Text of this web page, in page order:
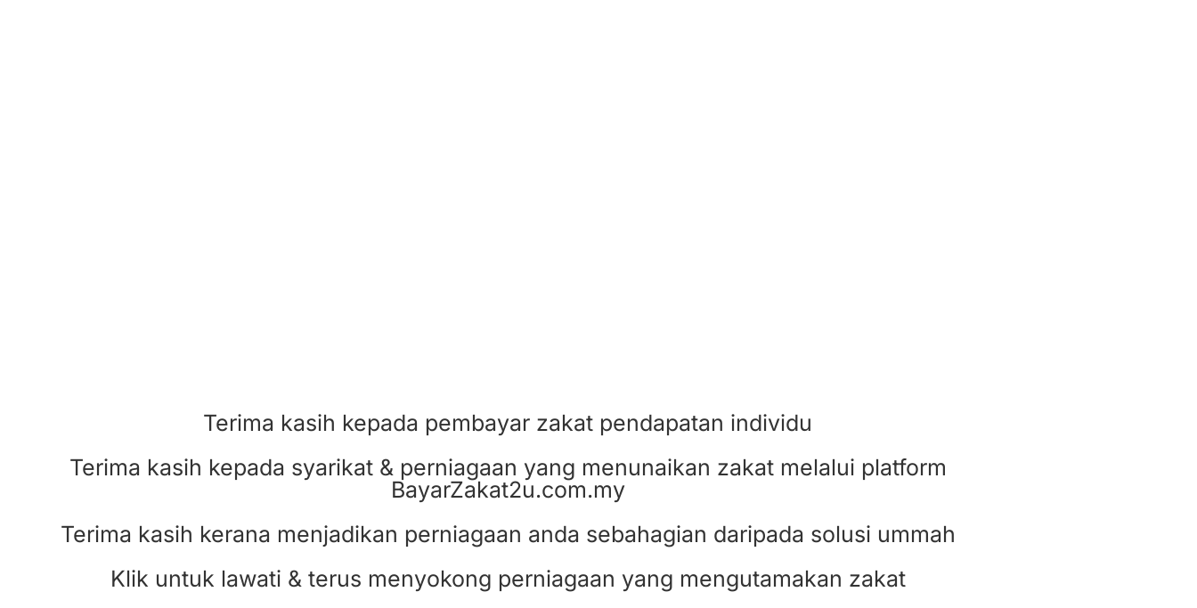
Terima kasih kepada pembayar zakat pendapatan individu
Terima kasih kepada syarikat & perniagaan yang menunaikan zakat melalui platform
BayarZakat2u.com.my
Terima kasih kerana menjadikan perniagaan anda sebahagian daripada solusi ummah
Klik untuk lawati & terus menyokong perniagaan yang mengutamakan zakat